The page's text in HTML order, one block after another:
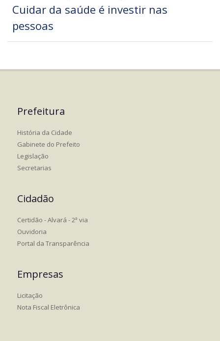
Cuidar da saúde é investir nas
pessoas
Prefeitura
História da Cidade
Gabinete do Prefeito
Legislação
Secretarias
Cidadão
Certidão - Alvará - 2ª via
Ouvidoria
Portal da Transparência
Empresas
Licitação
Nota Fiscal Eletrônica